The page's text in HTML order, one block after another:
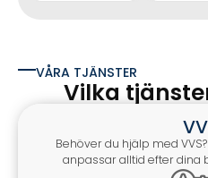
VÅRA TJÄNSTER
Vilka
Behöver du hjälp med
anpassar alltid efter dina